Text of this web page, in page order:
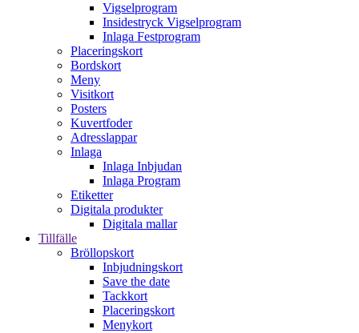
Vigselprogram
Insidestryck Vigselprogram
Inlaga Festprogram
Placeringskort
Bordskort
Meny
Visitkort
Posters
Kuvertfoder
Adresslappar
Inlaga
Inlaga Inbjudan
Inlaga Program
Etiketter
Digitala produkter
Digitala mallar
Tillfälle
Bröllopskort
Inbjudningskort
Save the date
Tackkort
Placeringskort
Menykort